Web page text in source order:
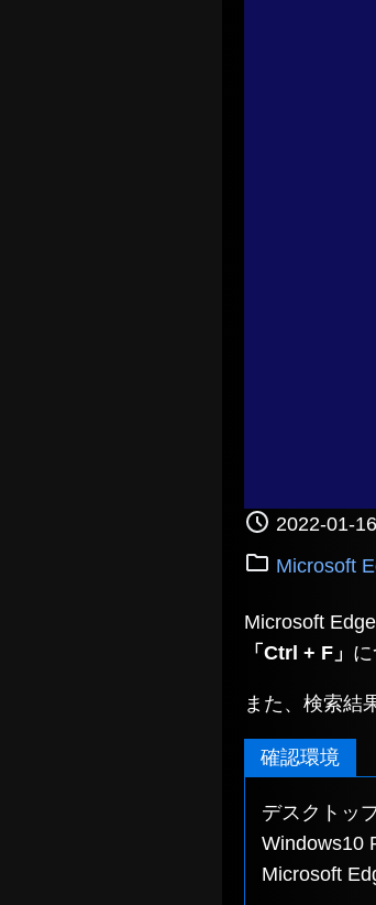
2022-01-16
Microsoft
Microsoft
「Ctrl + F」
また、検索結
確認環境
デスクトッ
Windows10
Microsoft